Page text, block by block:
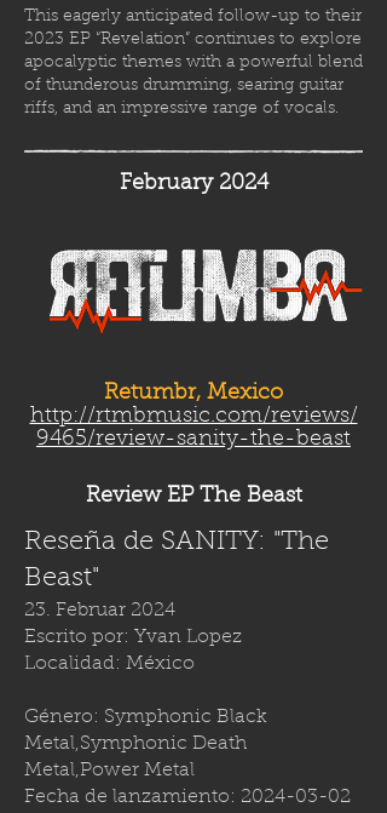
This eagerly anticipated follow-up to their
2023 EP “Revelation” continues to explore
apocalyptic themes with a powerful blend
of thunderous drumming, searing guitar
riffs, and an impressive range of vocals.
February 2024
Retumbr, Mexico
http://rtmbmusic.com/reviews/
9465/review-sanity-the-beast
Review EP The Beast
Reseña de SANITY: "The
Beast"
23. Februar 2024
Escrito por: Yvan Lopez
Localidad: México
Género: Symphonic Black
Metal,Symphonic Death
Metal,Power Metal
Fecha de lanzamiento: 2024-03-02